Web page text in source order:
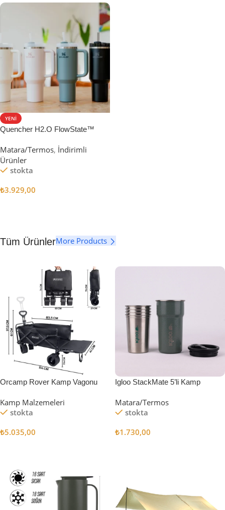
YENI
Quencher H2.O FlowState™
Matara/Termos, İndirimli
Ürünler
stokta
₺3.929,00
Tüm ÜrünlerMore Products
Orcamp Rover Kamp Vagonu
Kamp Malzemeleri
stokta
₺5.035,00
Igloo StackMate 5’li Kamp
Matara/Termos
stokta
₺1.730,00